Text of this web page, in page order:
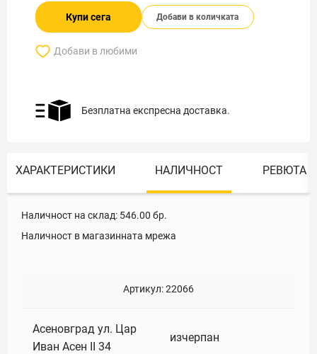
Купи сега Добави в количката
Добави в любими
Безплатна експресна доставка.
ХАРАКТЕРИСТИКИ НАЛИЧНОСТ РЕВЮТА
Наличност на склад: 546.00 бр.
Наличност в магазинната мрежа
Артикул:22066
Асеновград ул. Цар
Иван Асен II 34
изчерпан